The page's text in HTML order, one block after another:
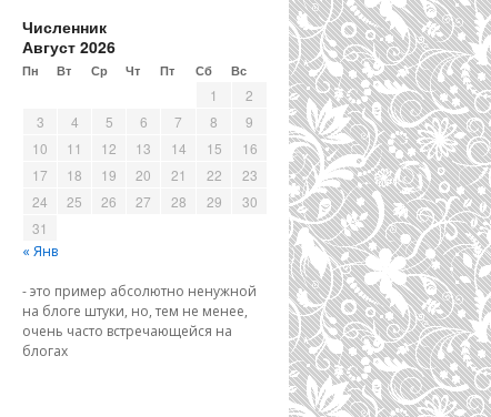
Численник
Август 2026
Пн Вт Ср Чт Пт Сб Вс
1
2
3
4 5 6 7 8
9
10
11 12 13 14 15
16
17
18 19 20 21 22
23
24
25 26 27 28 29
30
31
« Янв
- это пример абсолютно ненужной
на блоге штуки, но, тем не менее,
очень часто встречающейся на
блогах